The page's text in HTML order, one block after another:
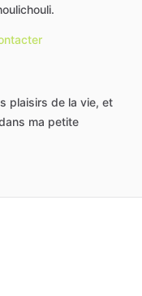
plaisirs de la vie, et
ma petite